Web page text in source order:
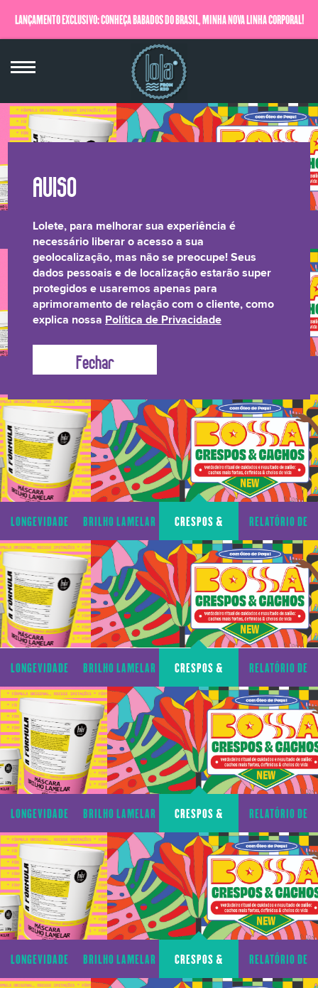
LANÇAMENTO EXCLUSIVO: CONHEÇA BABADOS DO BRASIL, MINHA NOVA LINHA CORPORAL!
QUERO SABER MAIS
LONGEVIDADE
CAPILAR
BRILHO LAMELAR CRESPOS &
CACHOS TRANSPARÊNCIA
LONGEVIDADE
CAPILAR
BRILHO LAMELAR
CACHOS TRANSPARÊNCIA
LONGEVIDADE
CAPILAR
BRILHO LAMELAR CRESPOS &
CACHOS
RELATÓRIO DE
TRANSPARÊNCIA
LONGEVIDADE
CAPILAR
BRILHO LAMELAR CRESPOS &
CACHOS
RELATÓRIO DE
TRANSPARÊNCIA
LONGEVIDADE
CAPILAR
BRILHO LAMELAR CRESPOS &
CACHOS
RELATÓRIO DE
TRANSPARÊNCIA
LONGEVIDADE BRILHO LAMELAR CRESPOS & RELATÓRIO DE
Lolete, para melhorar sua experiência é
necessário liberar o acesso a sua
geolocalização, mas não se preocupe! Seus
dados pessoais e de localização estarão super
protegidos e usaremos apenas para
aprimoramento de relação com o cliente, como
explica nossa Política de Privacidade